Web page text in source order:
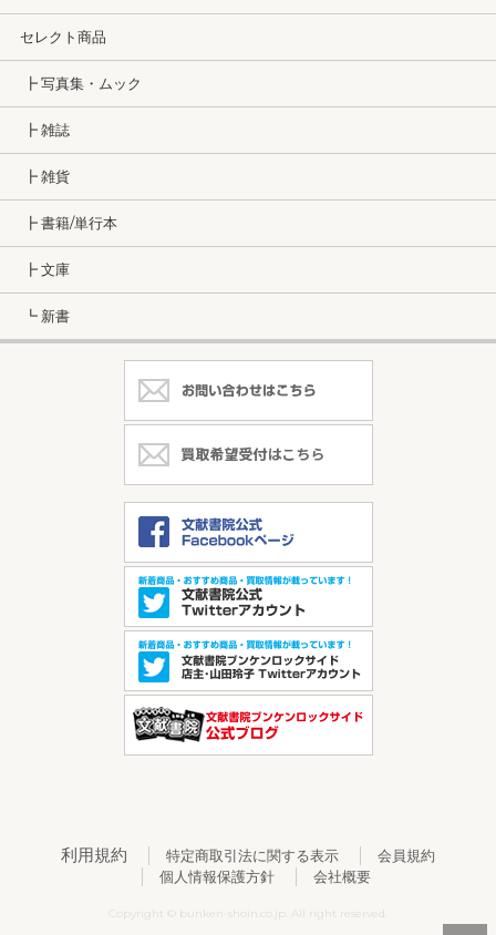
セレクト商品
┣ 写真集・ムック
┣ 雑誌
┣ 雑貨
┣ 書籍/単行本
┣ 文庫
┗ 新書
利用規約 特定商取引法に関する表示
会員規約
個人情報保護方針
会社概要
Copyright © bunken-shoin.co.jp. All right reserved.